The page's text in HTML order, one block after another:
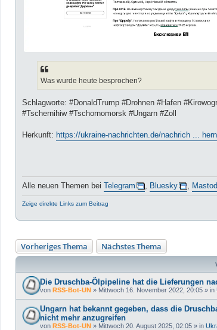
Was wurde heute besprochen?
Schlagworte: #DonaldTrump #Drohnen #Hafen
#Tschernihiw #Tschornomorsk #Ungarn #Zoll
Herkunft: https://ukraine-nachrichten.de/nachrich ...
Alle neuen Themen bei Telegram Bluesky
Zeige direkte Links zum Beitrag
Vorheriges Thema Nächstes Thema
Die Druschba-Ölpipeline hat die Lieferungen
von RSS-Bot-UN » Mittwoch 16. November 2022, 20:05 » in
Ungarn hat bekannt gegeben, dass die
nicht mehr anzugreifen
von RSS-Bot-UN » Mittwoch 20. August 2025, 02:05 » in